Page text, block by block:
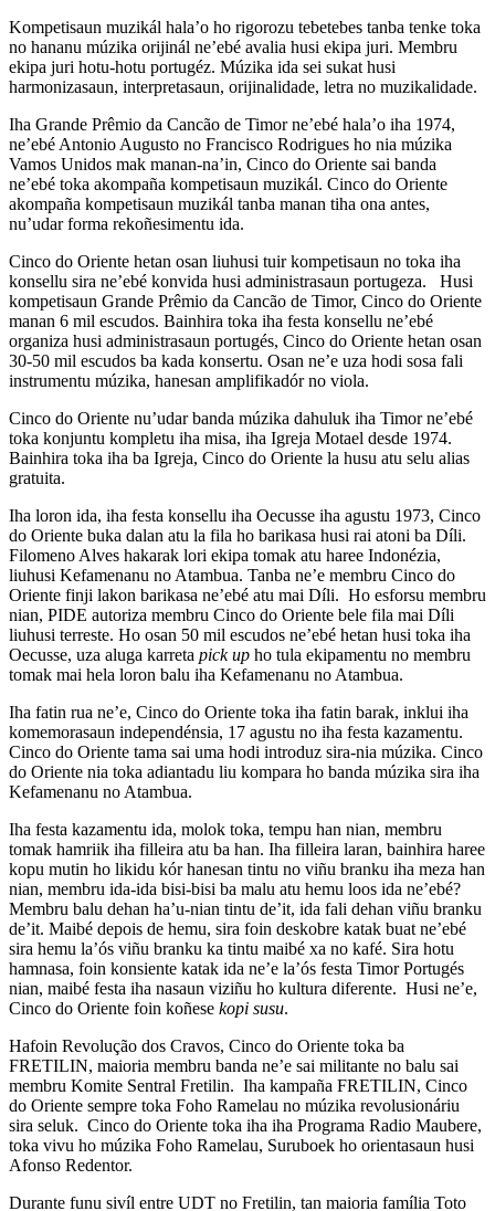
Kompetisaun muzikál hala’o ho rigorozu tebetebes tanba tenke toka
no hananu múzika orijinál ne’ebé avalia husi ekipa juri. Membru
ekipa juri hotu-hotu portugéz. Múzika ida sei sukat husi
harmonizasaun, interpretasaun, orijinalidade, letra no muzikalidade.
Iha Grande Prêmio da Cancão de Timor ne’ebé hala’o iha 1974,
ne’ebé Antonio Augusto no Francisco Rodrigues ho nia múzika
Vamos Unidos mak manan-na’in, Cinco do Oriente sai banda
ne’ebé toka akompaña kompetisaun muzikál. Cinco do Oriente
akompaña kompetisaun muzikál tanba manan tiha ona antes,
nu’udar forma rekoñesimentu ida.
Cinco do Oriente hetan osan liuhusi tuir kompetisaun no toka iha
konsellu sira ne’ebé konvida husi administrasaun portugeza. Husi
kompetisaun Grande Prêmio da Cancão de Timor, Cinco do Oriente
manan 6 mil escudos. Bainhira toka iha festa konsellu ne’ebé
organiza husi administrasaun portugés, Cinco do Oriente hetan osan
30-50 mil escudos ba kada konsertu. Osan ne’e uza hodi sosa fali
instrumentu múzika, hanesan amplifikadór no viola.
Cinco do Oriente nu’udar banda múzika dahuluk iha Timor ne’ebé
toka konjuntu kompletu iha misa, iha Igreja Motael desde 1974.
Bainhira toka iha ba Igreja, Cinco do Oriente la husu atu selu alias
gratuita.
Iha loron ida, iha festa konsellu iha Oecusse iha agustu 1973, Cinco
do Oriente buka dalan atu la fila ho barikasa husi rai atoni ba Díli.
Filomeno Alves hakarak lori ekipa tomak atu haree Indonézia,
liuhusi Kefamenanu no Atambua. Tanba ne’e membru Cinco do
Oriente finji lakon barikasa ne’ebé atu mai Díli. Ho esforsu membru
nian, PIDE autoriza membru Cinco do Oriente bele fila mai Díli
liuhusi terreste. Ho osan 50 mil escudos ne’ebé hetan husi toka iha
Oecusse, uza aluga karreta pick up ho tula ekipamentu no membru
tomak mai hela loron balu iha Kefamenanu no Atambua.
Iha fatin rua ne’e, Cinco do Oriente toka iha fatin barak, inklui iha
komemorasaun independénsia, 17 agustu no iha festa kazamentu.
Cinco do Oriente tama sai uma hodi introduz sira-nia múzika. Cinco
do Oriente nia toka adiantadu liu kompara ho banda múzika sira iha
Kefamenanu no Atambua.
Iha festa kazamentu ida, molok toka, tempu han nian, membru
tomak hamriik iha filleira atu ba han. Iha filleira laran, bainhira haree
kopu mutin ho likidu kór hanesan tintu no viñu branku iha meza han
nian, membru ida-ida bisi-bisi ba malu atu hemu loos ida ne’ebé?
Membru balu dehan ha’u-nian tintu de’it, ida fali dehan viñu branku
de’it. Maibé depois de hemu, sira foin deskobre katak buat ne’ebé
sira hemu la’ós viñu branku ka tintu maibé xa no kafé. Sira hotu
hamnasa, foin konsiente katak ida ne’e la’ós festa Timor Portugés
nian, maibé festa iha nasaun viziñu ho kultura diferente. Husi ne’e,
Cinco do Oriente foin koñese kopi susu.
Hafoin Revolução dos Cravos, Cinco do Oriente toka ba
FRETILIN, maioria membru banda ne’e sai militante no balu sai
membru Komite Sentral Fretilin. Iha kampaña FRETILIN, Cinco
do Oriente sempre toka Foho Ramelau no múzika revolusionáriu
sira seluk. Cinco do Oriente toka iha iha Programa Radio Maubere,
toka vivu ho múzika Foho Ramelau, Suruboek ho orientasaun husi
Afonso Redentor.
Durante funu sivíl entre UDT no Fretilin, tan maioria família Toto